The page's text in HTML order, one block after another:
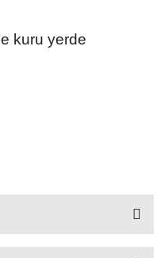
kuru yerde